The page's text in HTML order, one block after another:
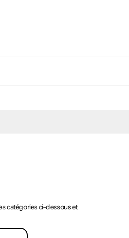
catégories ci-dessous et